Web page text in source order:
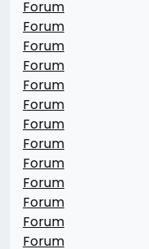
Forum
Forum
Forum
Forum
Forum
Forum
Forum
Forum
Forum
Forum
Forum
Forum
Forum